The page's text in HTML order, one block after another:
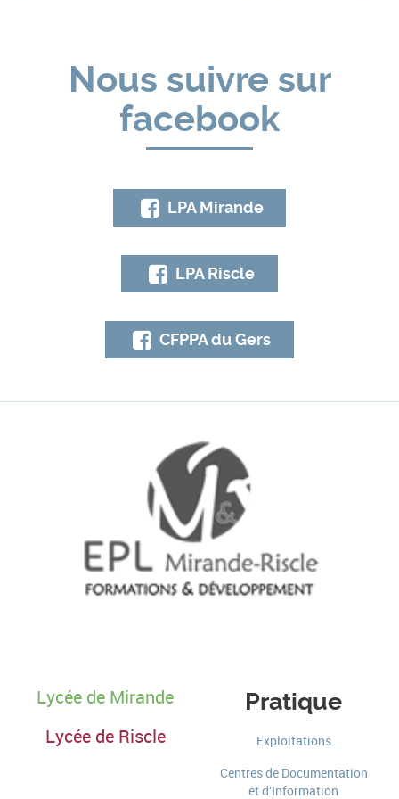
Nous suivre sur
facebook
LPA Mirande
LPA Riscle
CFPPA du Gers
Lycée de Mirande
Lycée de Riscle
Pratique
Exploitations
Centres de Documentation
et d'Information